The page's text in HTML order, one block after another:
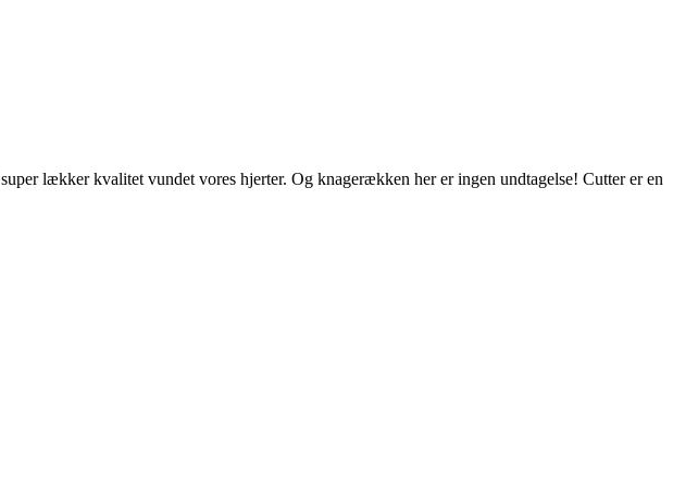
lækker kvalitet vundet vores hjerter. Og knagerækken her er ingen undtagelse! Cutter er en